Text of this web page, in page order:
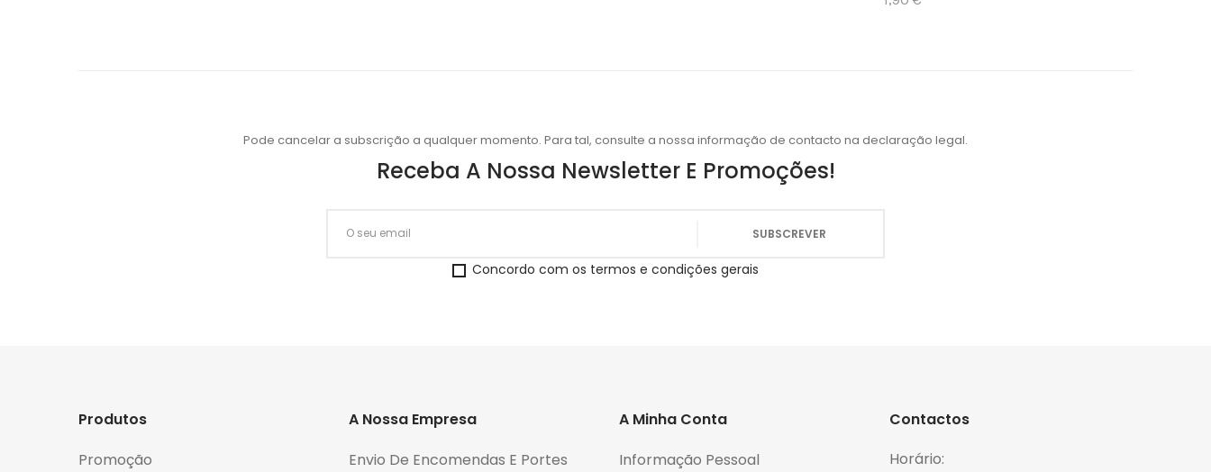
Pode cancelar a subscrição a qualquer momento. Para tal, consulte a nossa informação de contacto na declaração legal.
Receba A Nossa Newsletter E Promoções!
Concordo com os termos e condições gerais
Produtos
Promoção
A Nossa Empresa
Envio De Encomendas E Portes
A Minha Conta
Informação Pessoal
Contactos
Horário: